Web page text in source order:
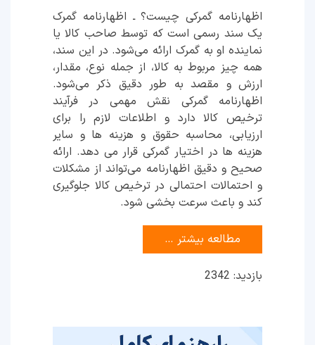
اظهارنامه گمرکی چیست؟ ـ اظهارنامه گمرک
یک سند رسمی است که توسط صاحب کالا یا
نماینده او به گمرک ارائه می‌شود. در این سند،
همه چیز مربوط به کالا، از جمله نوع، مقدار،
ارزش و مقصد به طور دقیق ذکر می‌شود.
اظهارنامه گمرکی نقش مهمی در فرآیند
ترخیص کالا دارد و اطلاعات لازم را برای
ارزیابی، محاسبه حقوق و هزینه ها و سایر
هزینه ها در اختیار گمرکی قرار می دهد. ارائه
صحیح و دقیق اظهارنامه می‌تواند از مشکلات
و احتمالات احتمالی در ترخیص کالا جلوگیری
کند و باعث سرعت بخشی شود.
مطالعه بیشتر …
بازدید: 2342